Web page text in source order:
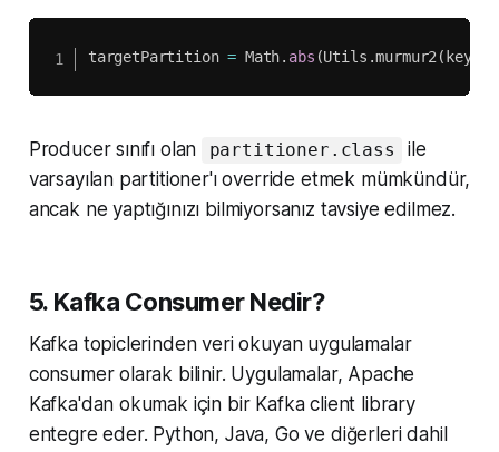
targetPartition = Math. abs (Utils .murmur2 (
Producer sınıfı olan partitioner.class
ile
varsayılan partitioner'ı override etmek mümkündür,
ancak ne yaptığınızı bilmiyorsanız tavsiye edilmez.
5. Kafka Consumer Nedir?
Kafka topiclerinden veri okuyan uygulamalar
consumer olarak bilinir. Uygulamalar, Apache
Kafka'dan okumak için bir Kafka client library
entegre eder. Python, Java, Go ve diğerleri dahil